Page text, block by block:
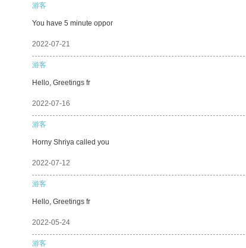
游客
You have 5 minute oppor
2022-07-21
游客
Hello, Greetings fr
2022-07-16
游客
Horny Shriya called you
2022-07-12
游客
Hello, Greetings fr
2022-05-24
游客